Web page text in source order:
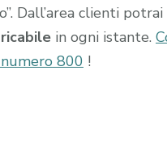
Dall’area clienti
in ogni istante.
800 !